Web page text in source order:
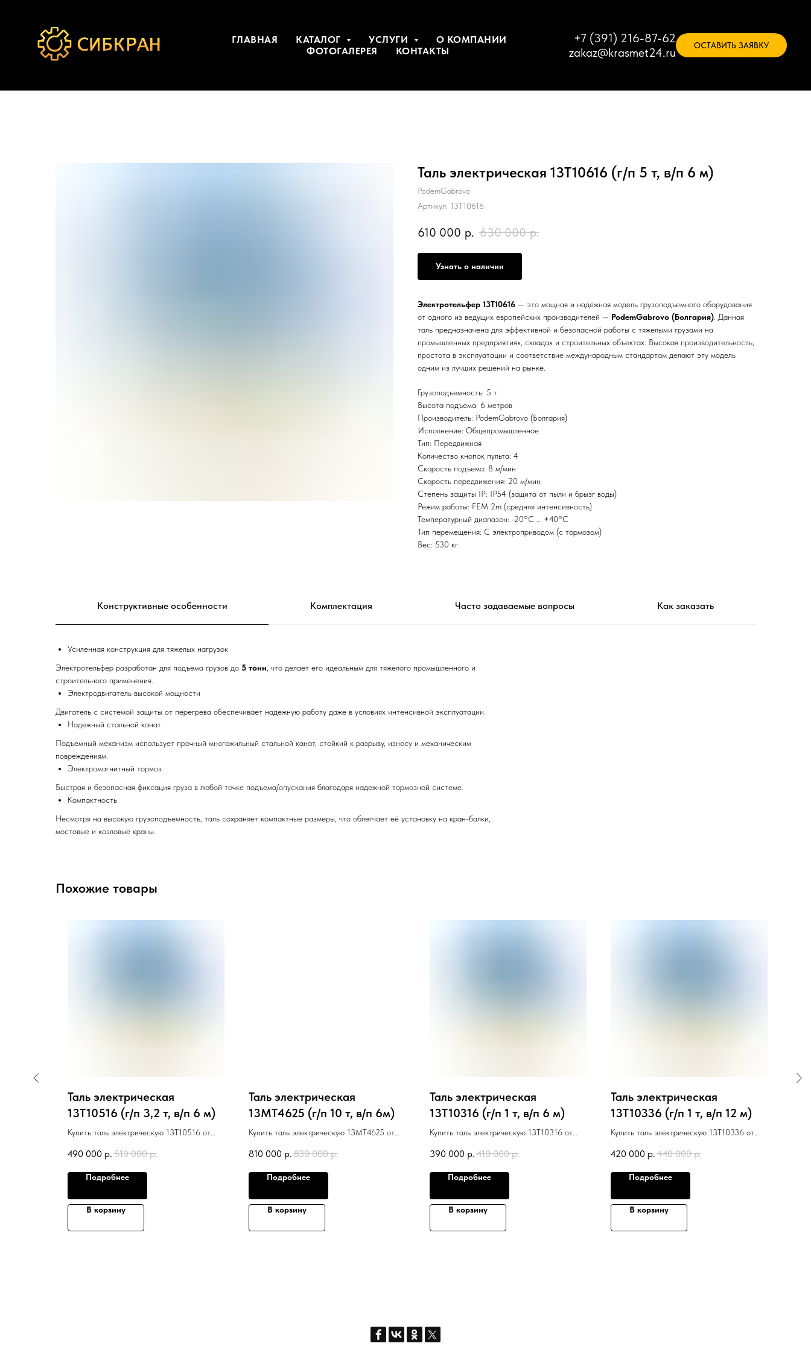
ГЛАВНАЯ КАТАЛОГ УСЛУГИ
О КОМПАНИИ
ФОТОГАЛЕРЕЯ
КОНТАКТЫ
+7 (391) 216-87-62
zakaz@krasmet24.ru
ОСТАВИТЬ ЗАЯВКУ
Таль электрическая 13Т10616 (г/п 5 т, в/п 6 м)
PodemGabrovo
Артикул: 13Т10616
610 000 р. 630 000 р.
Узнать о наличии
Электротельфер 13T10616 — это мощная и надёжная модель грузоподъемного оборудования
от одного из ведущих европейских производителей — PodemGabrovo (Болгария) . Данная
таль предназначена для эффективной и безопасной работы с тяжелыми грузами на
промышленных предприятиях, складах и строительных объектах. Высокая производительность,
простота в эксплуатации и соответствие международным стандартам делают эту модель
одним из лучших решений на рынке.
Грузоподъемность: 5 т
Высота подъема: 6 метров
Производитель: PodemGabrovo (Болгария)
Исполнение: Общепромышленное
Тип: Передвижная
Количество кнопок пульта: 4
Скорость подъема: 8 м/мин
Скорость передвижения: 20 м/мин
Степень защиты IP: IP54 (защита от пыли и брызг воды)
Режим работы: FEM 2m (средняя интенсивность)
Температурный диапазон: -20°C … +40°C
Тип перемещения: С электроприводом (с тормозом)
Вес: 530 кг
Конструктивные особенности Комплектация Часто задаваемые вопросы Как заказать
Усиленная конструкция для тяжелых нагрузок
Электротельфер разработан для подъема грузов до 5 тонн , что делает его идеальным для тяжелого промышленного и
строительного применения.
Электродвигатель высокой мощности
Двигатель с системой защиты от перегрева обеспечивает надежную работу даже в условиях интенсивной эксплуатации.
Надежный стальной канат
Подъемный механизм использует прочный многожильный стальной канат, стойкий к разрыву, износу и механическим
повреждениям.
Электромагнитный тормоз
Быстрая и безопасная фиксация груза в любой точке подъема/опускания благодаря надежной тормозной системе.
Компактность
Несмотря на высокую грузоподъемность, таль сохраняет компактные размеры, что облегчает её установку на кран-балки,
мостовые и козловые краны.
Похожие товары
Таль электрическая
13T10516 (г/п 3,2 т, в/п 6 м)
Купить таль электрическую 13T10516 от
PodemGabrovo (Болгария)
490 000 р. 510 000 р.
Подробнее
В корзину
Таль электрическая
13МТ4625 (г/п 10 т, в/п 6м)
Купить таль электрическую 13МТ4625 от
PodemGabrovo (Болгария)
810 000 р. 830 000 р.
Подробнее
В корзину
Таль электрическая
13T10316 (г/п 1 т, в/п 6 м)
Купить таль электрическую 13T10316 от
PodemGabrovo (Болгария)
390 000 р. 410 000 р.
Подробнее
В корзину
Таль электрическая
13T10336 (г/п 1 т, в/п 12 м)
Купить таль электрическую 13T10336 от
PodemGabrovo (Болгария)
420 000 р. 440 000 р.
Подробнее
В корзину